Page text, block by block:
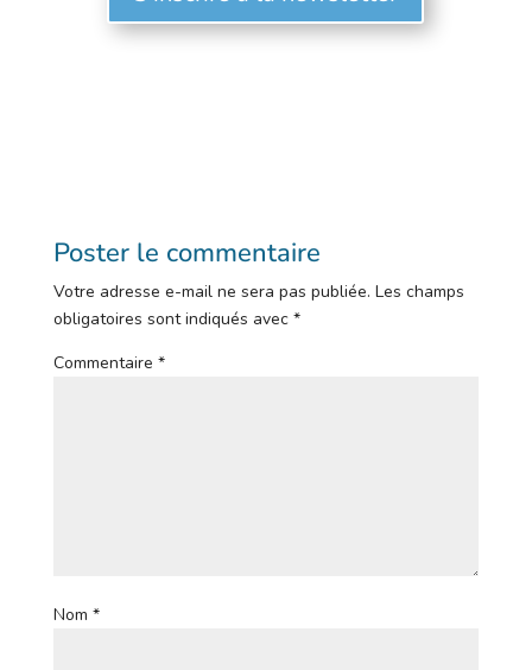
Poster le commentaire
Votre adresse e-mail ne sera pas publiée. Les champs
obligatoires sont indiqués avec *
Commentaire *
Nom *